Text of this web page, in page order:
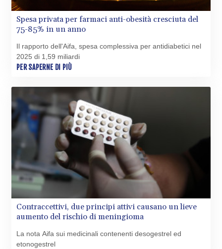
BTN 109.688637
BYR
CHF 0.934181
CLF 0.026836
CLP
1056.199727
CNY 7.801146
CNH 7.796152
COP 3633.55485
CRC 523.993489
CUC 1.156136
CUP 30.637594
CZK 24.258158
Spesa privata per farmaci anti-obesità cresciuta del
75-85% in un anno
Il rapporto dell'Aifa, spesa complessiva per antidiabetici nel
2025 di 1,59 miliardi
PER SAPERNE DI PIÙ
Contraccettivi, due principi attivi causano un lieve
aumento del rischio di meningioma
La nota Aifa sui medicinali contenenti desogestrel ed
etonogestrel